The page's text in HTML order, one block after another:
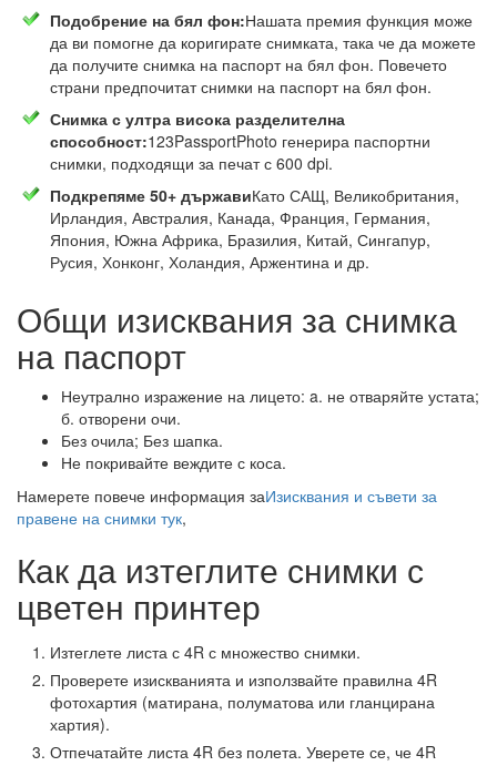
Подобрение на бял фон:Нашата премия функция може
да ви помогне да коригирате снимката, така че да можете
да получите снимка на паспорт на бял фон. Повечето
страни предпочитат снимки на паспорт на бял фон.
Снимка с ултра висока разделителна
способност:123PassportPhoto генерира паспортни
снимки, подходящи за печат с 600 dpi.
Подкрепяме 50+ държавиКато САЩ, Великобритания,
Ирландия, Австралия, Канада, Франция, Германия,
Япония, Южна Африка, Бразилия, Китай, Сингапур,
Русия, Хонконг, Холандия, Аржентина и др.
Общи изисквания за снимка
на паспорт
Неутрално изражение на лицето: a. не отваряйте устата;
б. отворени очи.
Без очила; Без шапка.
Не покривайте веждите с коса.
Намерете повече информация заИзисквания и съвети за
правене на снимки тук,
Как да изтеглите снимки с
цветен принтер
Изтеглете листа с 4R с множество снимки.
Проверете изискванията и използвайте правилна 4R
фотохартия (матирана, полуматова или гланцирана
хартия).
Отпечатайте листа 4R без полета. Уверете се, че 4R